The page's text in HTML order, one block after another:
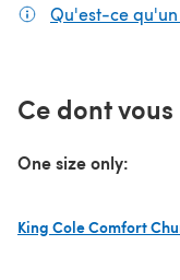
Qu'est-ce
Ce dont
One size only:
King Cole Comfort